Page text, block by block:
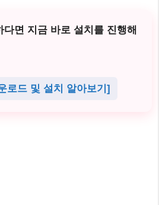
다면 지금 바로 설치를 진행해
로드 및 설치 알아보기]